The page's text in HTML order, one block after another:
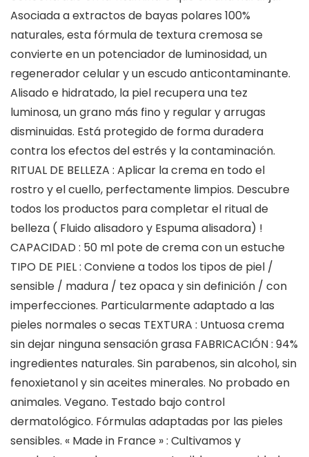
Asociada a extractos de bayas polares 100%
naturales, esta fórmula de textura cremosa se
convierte en un potenciador de luminosidad, un
regenerador celular y un escudo anticontaminante.
Alisado e hidratado, la piel recupera una tez
luminosa, un grano más fino y regular y arrugas
disminuidas. Está protegido de forma duradera
contra los efectos del estrés y la contaminación.
RITUAL DE BELLEZA : Aplicar la crema en todo el
rostro y el cuello, perfectamente limpios. Descubre
todos los productos para completar el ritual de
belleza ( Fluido alisadoro y Espuma alisadora) !
CAPACIDAD : 50 ml pote de crema con un estuche
TIPO DE PIEL : Conviene a todos los tipos de piel /
sensible / madura / tez opaca y sin definición / con
imperfecciones. Particularmente adaptado a las
pieles normales o secas TEXTURA : Untuosa crema
sin dejar ninguna sensación grasa FABRICACIÓN : 94%
ingredientes naturales. Sin parabenos, sin alcohol, sin
fenoxietanol y sin aceites minerales. No probado en
animales. Vegano. Testado bajo control
dermatológico. Fórmulas adaptadas por las pieles
sensibles. « Made in France » : Cultivamos y